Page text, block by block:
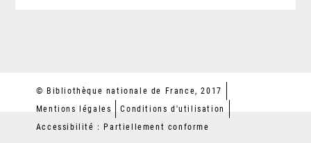
© Bibliothèque nationale de France, 2017
Mentions légales
Conditions d'utilisation
Accessibilité : Partiellement conforme